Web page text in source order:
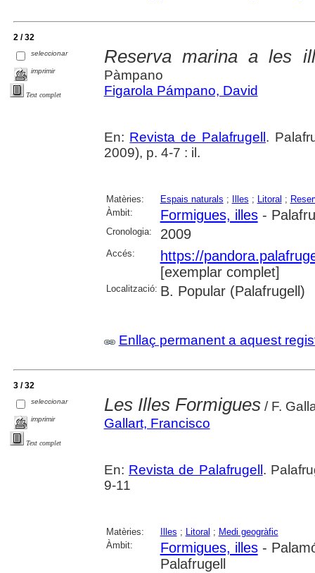
2 / 32
seleccionar
imprimir
Text complet
Reserva marina a les
Pàmpano
Figarola Pámpano, David
En: Revista de Palafrugell .
2009), p. 4-7 : il.
Matèries: Espais naturals ; Illes ; Litoral ;
Àmbit:
Formigues, illes-
Cronologia: 2009
Accés:
https://
[exemplar complet]
Localització: B. Popular (Palafrugell)
Enllaç permanent a aquest
3 / 32
seleccionar
imprimir
Text complet
Les Illes Formigues/ F.
Gallart, Francisco
En: Revista de Palafrugell .
9-11
Matèries: Illes ; Litoral ; Medi geogràfic
Àmbit:
Formigues, illes-
Palafrugell